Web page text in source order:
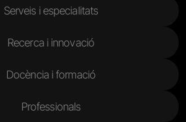
Serveis i especialitats
Recerca i innovació
Docència i formació
Professionals